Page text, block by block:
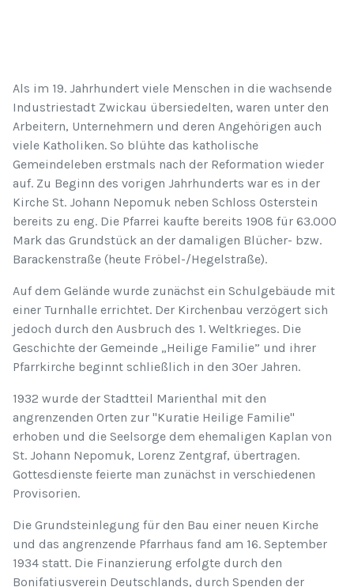
Als im 19. Jahrhundert viele Menschen in die wachsende
Industriestadt Zwickau übersiedelten, waren unter den
Arbeitern, Unternehmern und deren Angehörigen auch
viele Katholiken. So blühte das katholische
Gemeindeleben erstmals nach der Reformation wieder
auf. Zu Beginn des vorigen Jahrhunderts war es in der
Kirche St. Johann Nepomuk neben Schloss Osterstein
bereits zu eng. Die Pfarrei kaufte bereits 1908 für 63.000
Mark das Grundstück an der damaligen Blücher- bzw.
Barackenstraße (heute Fröbel-/Hegelstraße).
Auf dem Gelände wurde zunächst ein Schulgebäude mit
einer Turnhalle errichtet. Der Kirchenbau verzögert sich
jedoch durch den Ausbruch des 1. Weltkrieges. Die
Geschichte der Gemeinde „Heilige Familie” und ihrer
Pfarrkirche beginnt schließlich in den 30er Jahren.
1932 wurde der Stadtteil Marienthal mit den
angrenzenden Orten zur "Kuratie Heilige Familie"
erhoben und die Seelsorge dem ehemaligen Kaplan von
St. Johann Nepomuk, Lorenz Zentgraf, übertragen.
Gottesdienste feierte man zunächst in verschiedenen
Provisorien.
Die Grundsteinlegung für den Bau einer neuen Kirche
und das angrenzende Pfarrhaus fand am 16. September
1934 statt. Die Finanzierung erfolgte durch den
Bonifatiusverein Deutschlands, durch Spenden der